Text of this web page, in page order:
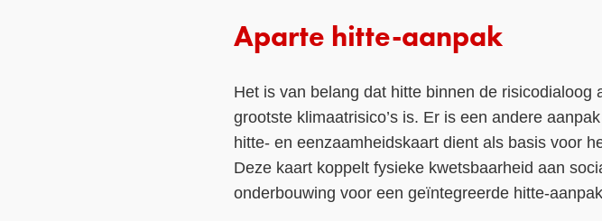
Aparte hitte-aanpak
Het is van belang dat hitte binnen de
grootste klimaatrisico’s is. Er is een andere
hitte- en eenzaamheidskaart dient als basis voor
Deze kaart koppelt fysieke kwetsbaarheid aan
onderbouwing voor een geïntegreerde hitte-